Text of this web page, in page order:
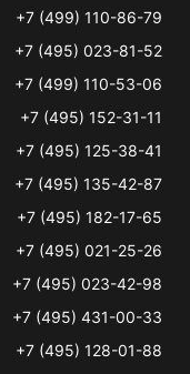
+7 (499) 110-86-79
+7 (495) 023-81-52
+7 (499) 110-53-06
+7 (495) 152-31-11
+7 (495) 125-38-41
+7 (495) 135-42-87
+7 (495) 182-17-65
+7 (495) 021-25-26
+7 (495) 023-42-98
+7 (495) 431-00-33
+7 (495) 128-01-88